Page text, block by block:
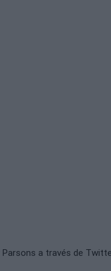
Parsons a través de